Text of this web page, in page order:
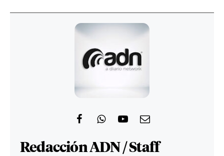
Redacción ADN / Staff